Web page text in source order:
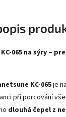
065 na sýry –
KC-065je
při porcování
dlouhá čepel z